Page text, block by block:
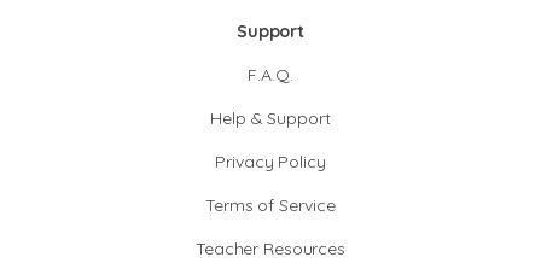
Support
F.A.Q.
Help & Support
Privacy Policy
Terms of Service
Teacher Resources